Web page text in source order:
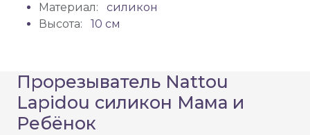
Материал:
силикон
Высота:
10 см
Прорезыватель Nattou
Lapidou силикон Мама и
Ребёнок